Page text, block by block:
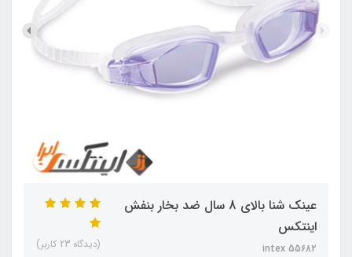
عینک شنا بالای 8 سال ضد بخار بنفش
اینتکس
intex 55682 (دیدگاه 23 کاربر)